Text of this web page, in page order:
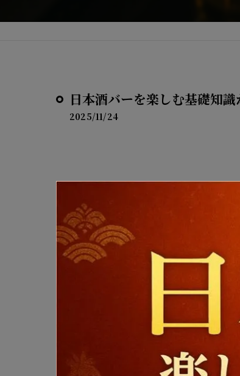
日本酒バーを楽しむ基礎知
2025/11/24